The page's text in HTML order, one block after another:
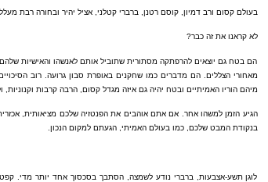
בעולם קסום ורב דמיון, קוסם רטנן, ברברי קטלני, אציל יהיר ובחורה רבת
לא קראנו את זה כבר?
הם בטח גם יוצאים להרפתקה מסתורית שתוביל אותם לאנשהו והאישיות
מאחורי הצללים. הם מדברים כמו שחקנים באופרת סבון גרועה. רוב
מיהם הוריו האמיתיים ובטח יהיה גם איזה מגדל קסום, הרבה קרבות
הגיע הזמן למשהו אחר. אם אתם אוהבים את הפנטזיה שלכם מציאותית,
בנקודת המבט שלכם, כמו בעולם האמיתי, הגעתם למקום הנכון.
לוגן תשע-אצבעות, ברברי נודע לשמצה, הסתבך בסכסוך אחד יותר מדי.